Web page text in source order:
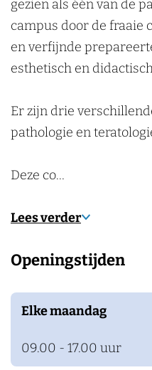
k
e
n
o
g
i
e
o
l
o
g
e
h
o
l
o
i
e
o
g
i
e
h
o
l
g
i
gezien als één van de
campus door de fraaie
en verfijnde
esthetisch en
Er zijn drie
pathologie en
Deze co…
Lees verder
Openingstijden
Elke maandag
09.00 - 17.00 uur